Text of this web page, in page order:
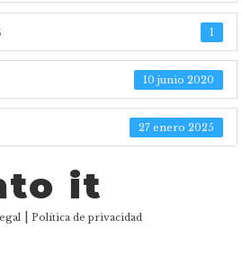
1
10 junio 2020
27 enero 2025
it
Política de privacidad